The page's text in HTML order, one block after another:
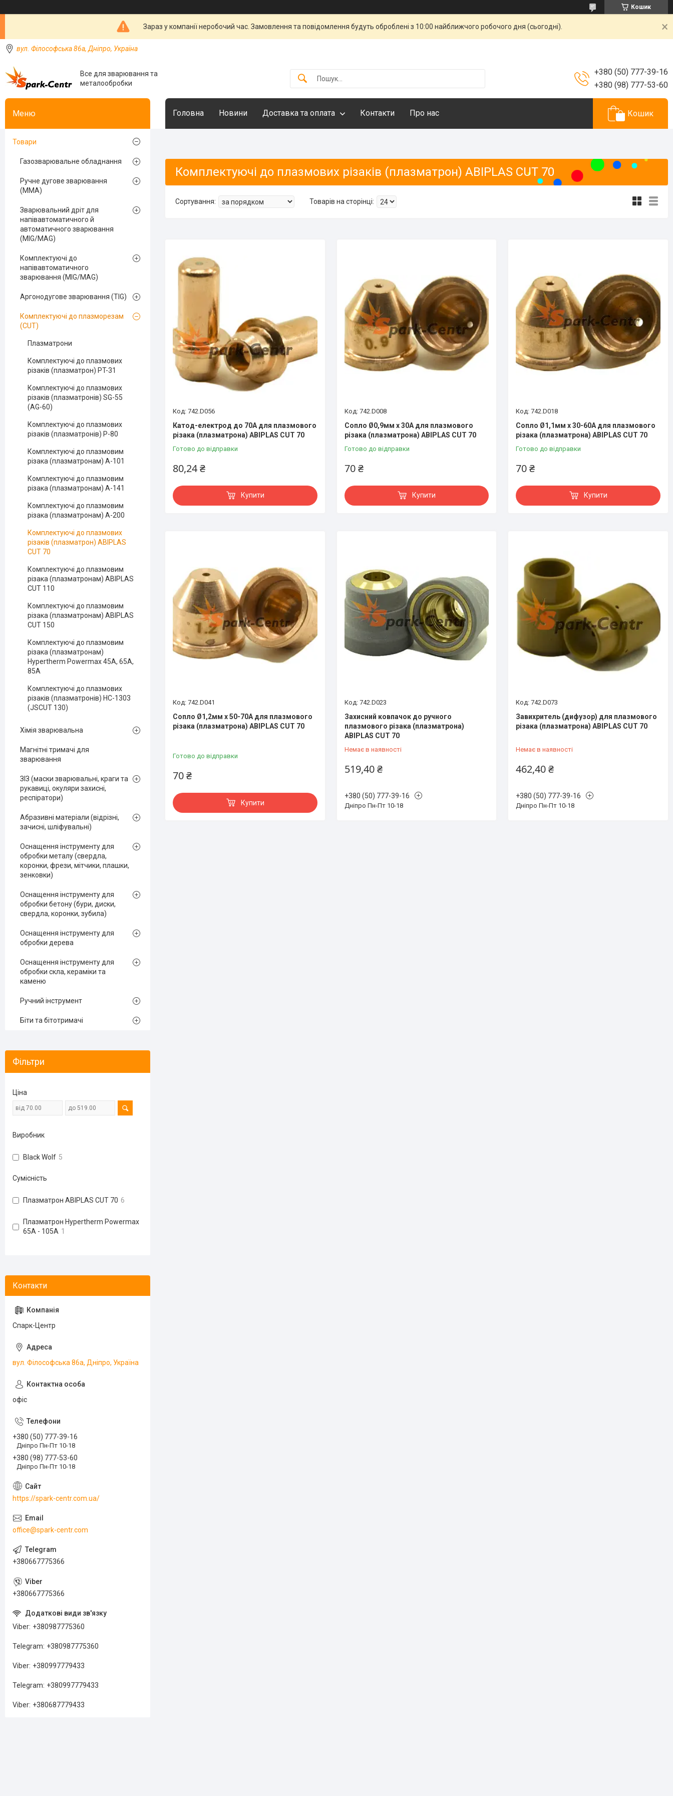
Кошик
Зараз у компанії неробочий час. Замовлення та повідомлення будуть оброблені з 10:00 найближчого робочого дня (сьогодні).
вул. Філософська 86а, Дніпро, Україна
Все для зварювання та
металообробки
+380 (50) 777-39-16
+380 (98) 777-53-60
Головна Новини Доставка та оплата Контакти Про нас Кошик
Комплектуючі до плазмових різаків (плазматрон) ABIPLAS CUT 70
742.D056
Катод-електрод до 70А для плазмового
різака (плазматрона) ABIPLAS CUT 70
Готово до відправки
80,24 ₴
Купити
742.D008
Сопло Ø0,9мм х 30А для плазмового
різака (плазматрона) ABIPLAS CUT 70
Готово до відправки
70 ₴
Купити
742.D018
Сопло Ø1,1мм х 30-60А для плазмового
різака (плазматрона) ABIPLAS CUT 70
Готово до відправки
70 ₴
Купити
742.D041
Сопло Ø1,2мм х 50-70А для плазмового
різака (плазматрона) ABIPLAS CUT 70
Готово до відправки
70 ₴
Купити
742.D023
Захисний ковпачок до ручного
плазмового різака (плазматрона)
ABIPLAS CUT 70
Немає в наявності
519,40 ₴
+380 (50) 777-39-16
Дніпро Пн-Пт 10-18
742.D073
Завихритель (дифузор) для плазмового
різака (плазматрона) ABIPLAS CUT 70
Немає в наявності
462,40 ₴
+380 (50) 777-39-16
Дніпро Пн-Пт 10-18
Товари
Газозварювальне обладнання
Ручне дугове зварювання
(MMA)
Зварювальний дріт для
напівавтоматичного й
автоматичного зварювання
(MIG/MAG)
Комплектуючі до
напівавтоматичного
зварювання (MIG/MAG)
Аргонодугове зварювання (TIG)
Комплектуючі до плазморезам
(CUT)
Плазматрони
Комплектуючі до плазмових
різаків (плазматрон) PT-31
Комплектуючі до плазмових
різаків (плазматронів) SG-55
(AG-60)
Комплектуючі до плазмових
різаків (плазматронів) P-80
Комплектуючі до плазмовим
різака (плазматронам) A-101
Комплектуючі до плазмовим
різака (плазматронам) A-141
Комплектуючі до плазмовим
різака (плазматронам) A-200
Комплектуючі до плазмових
різаків (плазматрон) ABIPLAS
CUT 70
Комплектуючі до плазмовим
різака (плазматронам) ABIPLAS
CUT 110
Комплектуючі до плазмовим
різака (плазматронам) ABIPLAS
CUT 150
Комплектуючі до плазмовим
різака (плазматронам)
Hypertherm Powermax 45A, 65A,
85A
Комплектуючі до плазмових
різаків (плазматронів) HС-1303
(JSCUT 130)
Хімія зварювальна
Магнітні тримачі для
зварювання
ЗІЗ (маски зварювальні, краги та
рукавиці, окуляри захисні,
респіратори)
Абразивні матеріали (відрізні,
зачисні, шліфувальні)
Оснащення інструменту для
обробки металу (свердла,
коронки, фрези, мітчики, плашки,
зенковки)
Оснащення інструменту для
обробки бетону (бури, диски,
свердла, коронки, зубила)
Оснащення інструменту для
обробки дерева
Оснащення інструменту для
обробки скла, кераміки та
каменю
Ручний інструмент
Біти та бітотримачі
Фільтри
Ціна
Виробник
Black Wolf 5
Сумісність
Плазматрон ABIPLAS CUT 70 6
Плазматрон Hypertherm Powermax
65A - 105A 1
Спарк-Центр
вул. Філософська 86а, Дніпро, Україна
офіс
+380 (50) 777-39-16
Дніпро Пн-Пт 10-18
+380 (98) 777-53-60
Дніпро Пн-Пт 10-18
https://spark-centr.com.ua/
office@spark-centr.com
+380667775366
+380667775366
Viber +380987775360
Telegram +380987775360
Viber +380997779433
Telegram +380997779433
Viber +380687779433